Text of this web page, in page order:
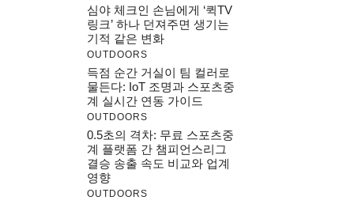
심야 체크인 손님에게 ‘퀵TV
링크’ 하나 던져주면 생기는
기적 같은 변화
OUTDOORS
득점 순간 거실이 팀 컬러로
물든다: IoT 조명과 스포츠중
계 실시간 연동 가이드
OUTDOORS
0.5초의 격차: 무료 스포츠중
계 플랫폼 간 챔피언스리그
결승 송출 속도 비교와 업계
영향
OUTDOORS